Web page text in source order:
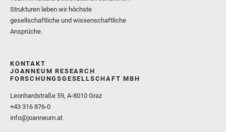
Strukturen leben wir höchste
gesellschaftliche und wissenschaftliche
Ansprüche.
KONTAKT
JOANNEUM RESEARCH
FORSCHUNGSGESELLSCHAFT MBH
Leonhardstraße 59, A-8010 Graz
+43 316 876-0
info@joanneum.at